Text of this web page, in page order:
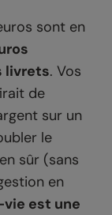
sont en
livrets. Vos
de
sur un
le
sûr (sans
en
est une